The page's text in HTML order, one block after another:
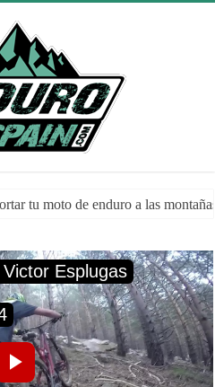
tu moto de enduro a las